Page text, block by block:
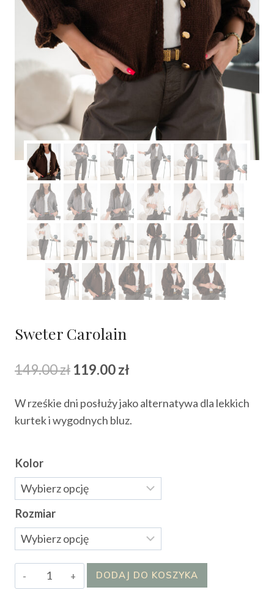
Sweter Carolain
149.00zł Pierwotna
wynosiła:
119.00zł
wynosi:
W rześkie dni posłuży jako alternatywa dla lekkich
kurtek i wygodnych bluz.
Kolor
Rozmiar
ilość
Sweter
DODAJ DO KOSZYKA